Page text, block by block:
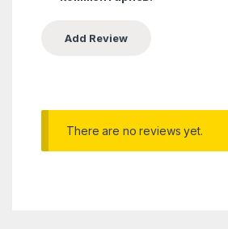
There are no reviews yet.